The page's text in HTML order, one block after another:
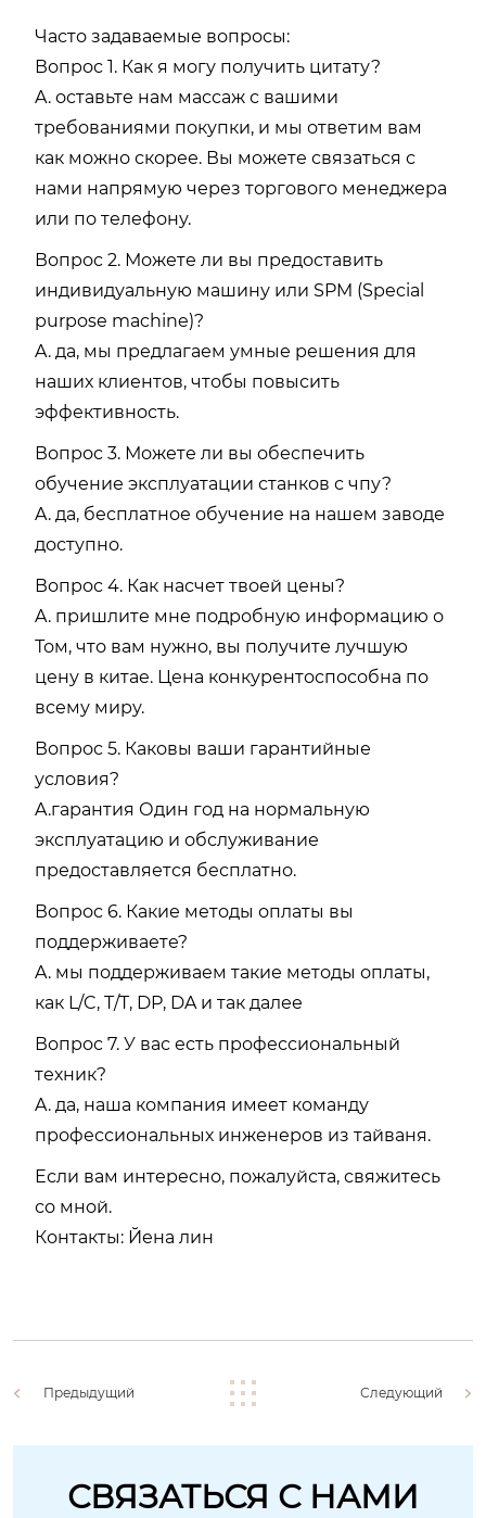
Часто задаваемые вопросы:
Вопрос 1. Как я могу получить цитату?
A. оставьте нам массаж с вашими
требованиями покупки, и мы ответим вам
как можно скорее. Вы можете связаться с
нами напрямую через торгового менеджера
или по телефону.
Вопрос 2. Можете ли вы предоставить
индивидуальную машину или SPM (Special
purpose machine)?
A. да, мы предлагаем умные решения для
наших клиентов, чтобы повысить
эффективность.
Вопрос 3. Можете ли вы обеспечить
обучение эксплуатации станков с чпу?
A. да, бесплатное обучение на нашем заводе
доступно.
Вопрос 4. Как насчет твоей цены?
A. пришлите мне подробную информацию о
Том, что вам нужно, вы получите лучшую
цену в китае. Цена конкурентоспособна по
всему миру.
Вопрос 5. Каковы ваши гарантийные
условия?
A.гарантия Один год на нормальную
эксплуатацию и обслуживание
предоставляется бесплатно.
Вопрос 6. Какие методы оплаты вы
поддерживаете?
A. мы поддерживаем такие методы оплаты,
как L/C, T/T, DP, DA и так далее
Вопрос 7. У вас есть профессиональный
техник?
A. да, наша компания имеет команду
профессиональных инженеров из тайваня.
Если вам интересно, пожалуйста, свяжитесь
со мной.
Контакты: Йена лин
Предыдущий Следующий
СВЯЗАТЬСЯ С НАМИ